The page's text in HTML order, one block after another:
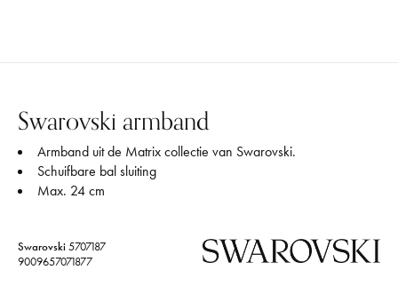
Swarovski armband
Armband uit de Matrix collectie van Swarovski.
Schuifbare bal sluiting
Max. 24 cm
Swarovski5707187
9009657071877